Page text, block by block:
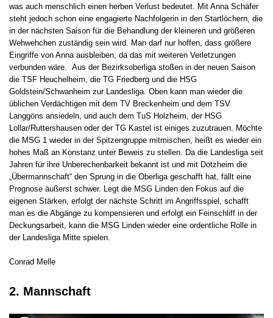
was auch menschlich einen herben Verlust bedeutet. Mit Anna Schäfer
steht jedoch schon eine engagierte Nachfolgerin in den Startlöchern, die
in der nächsten Saison für die Behandlung der kleineren und größeren
Wehwehchen zuständig sein wird. Man darf nur hoffen, dass größere
Eingriffe von Anna ausbleiben, da das mit weiteren Verletzungen
verbunden wäre. Aus der Bezirksoberliga stoßen in der neuen Saison
die TSF Heuchelheim, die TG Friedberg und die HSG
Goldstein/Schwanheim zur Landesliga. Oben kann man wieder die
üblichen Verdächtigen mit dem TV Breckenheim und dem TSV
Langgöns ansiedeln, und auch dem TuS Holzheim, der HSG
Lollar/Ruttershausen oder der TG Kastel ist einiges zuzutrauen. Möchte
die MSG 1 wieder in der Spitzengruppe mitmischen, heißt es wieder ein
hohes Maß an Konstanz unter Beweis zu stellen. Da die Landesliga seit
Jahren für ihre Unberechenbarkeit bekannt ist und mit Dotzheim die
„Übermannschaft“ den Sprung in die Oberliga geschafft hat, fällt eine
Prognose äußerst schwer. Legt die MSG Linden den Fokus auf die
eigenen Stärken, erfolgt der nächste Schritt im Angriffsspiel, schafft
man es die Abgänge zu kompensieren und erfolgt ein Feinschliff in der
Deckungsarbeit, kann die MSG Linden wieder eine ordentliche Rolle in
der Landesliga Mitte spielen.
Conrad Melle
2. Mannschaft